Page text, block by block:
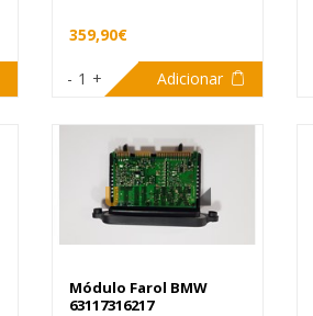
359,90€
- 1 + Adicionar
Módulo Farol BMW
63117316217